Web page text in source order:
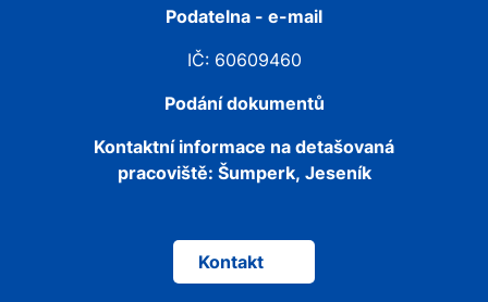
Podatelna - e-mail
IČ: 60609460
Podání dokumentů
Kontaktní informace na detašovaná
pracoviště: Šumperk, Jeseník
Kontakt